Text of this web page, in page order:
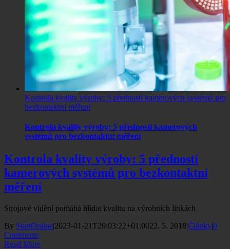
Kontrola kvality výroby: 5 předností kamerových systémů pro
bezkontaktní měření
Kontrola kvality výroby: 5 předností kamerových
systémů pro bezkontaktní měření
Kontrola kvality výroby: 5 předností
kamerových systémů pro bezkontaktní
měření
Strojové vidění pomáhá hlídat kvalitu na výrobních linkách
By StartOnline|2023-01-21T20:03:22+01:0022. 5. 2018|Články|0
Comments
Read More